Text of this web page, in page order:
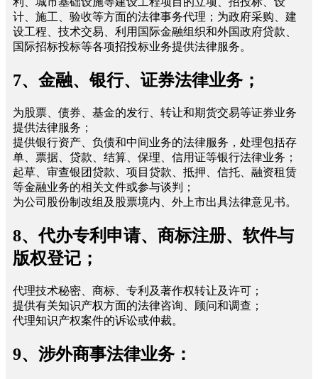
计、施工、验收等方面的法律事务代理；为政府采购、建
设工程、技术交易、利用国际金融组织和外国政府贷款、
国际招标投标等各项招投标业务提供法律服务。
7、金融、银行、证券法律业务；
为股票、债券、基金的发行、转让和期货交易等证券业务
提供法律服务；
提供银行资产、负债和中间业务的法律服务，处理包括存
单、票据、贷款、结算、保理、信用证等银行法律业务；
起草、审查银团贷款、项目贷款、抵押、信托、融资租赁
等金融业务的相关文件或参与谈判；
为公司股份制改组及股票境内、外上市出具法律意见书。
8、代办专利申请、商标注册、软件与
版权登记；
代理技术秘密、商标、专利及著作权转让及许可；
提供有关知识产权方面的法律咨询、顾问和调查；
代理知识产权案件的诉讼或仲裁。
9、涉外商事法律业务：